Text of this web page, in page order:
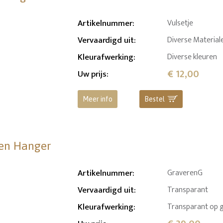
Artikelnummer: Vulsetje
Vervaardigd uit: Diverse
Kleurafwerking: Diverse kleuren
Uw prijs: € 12,00
Meer info Bestel
Hanger
Artikelnummer: GraverenG
Vervaardigd uit: Transparant
Kleurafwerking: Transparant op